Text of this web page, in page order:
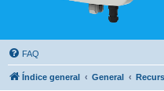
FAQ
Índice general General